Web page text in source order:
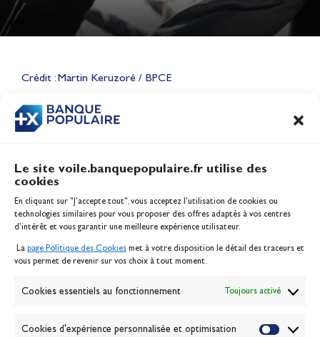
Le site voile.banquepopulaire.fr utilise des
cookies
En cliquant sur "J'accepte tout", vous acceptez l’utilisation de cookies ou
technologies similaires pour vous proposer des offres adaptés à vos centres
d’intérêt et vous garantir une meilleure expérience utilisateur.
La page Politique des Cookies met à votre disposition le détail des traceurs et
vous permet de revenir sur vos choix à tout moment.
Cookies essentiels au fonctionnement Toujours activé
Cookies d'expérience personnalisée et optimisation
Crédit : Martin Keruzoré / BPCE
CONTENU
Lauriane Nolot en or à Long
Jeux Olympiques 2028
Inscription serveur média
Contact
Politique des cookies
Banque de la voile
Passion Voile TV